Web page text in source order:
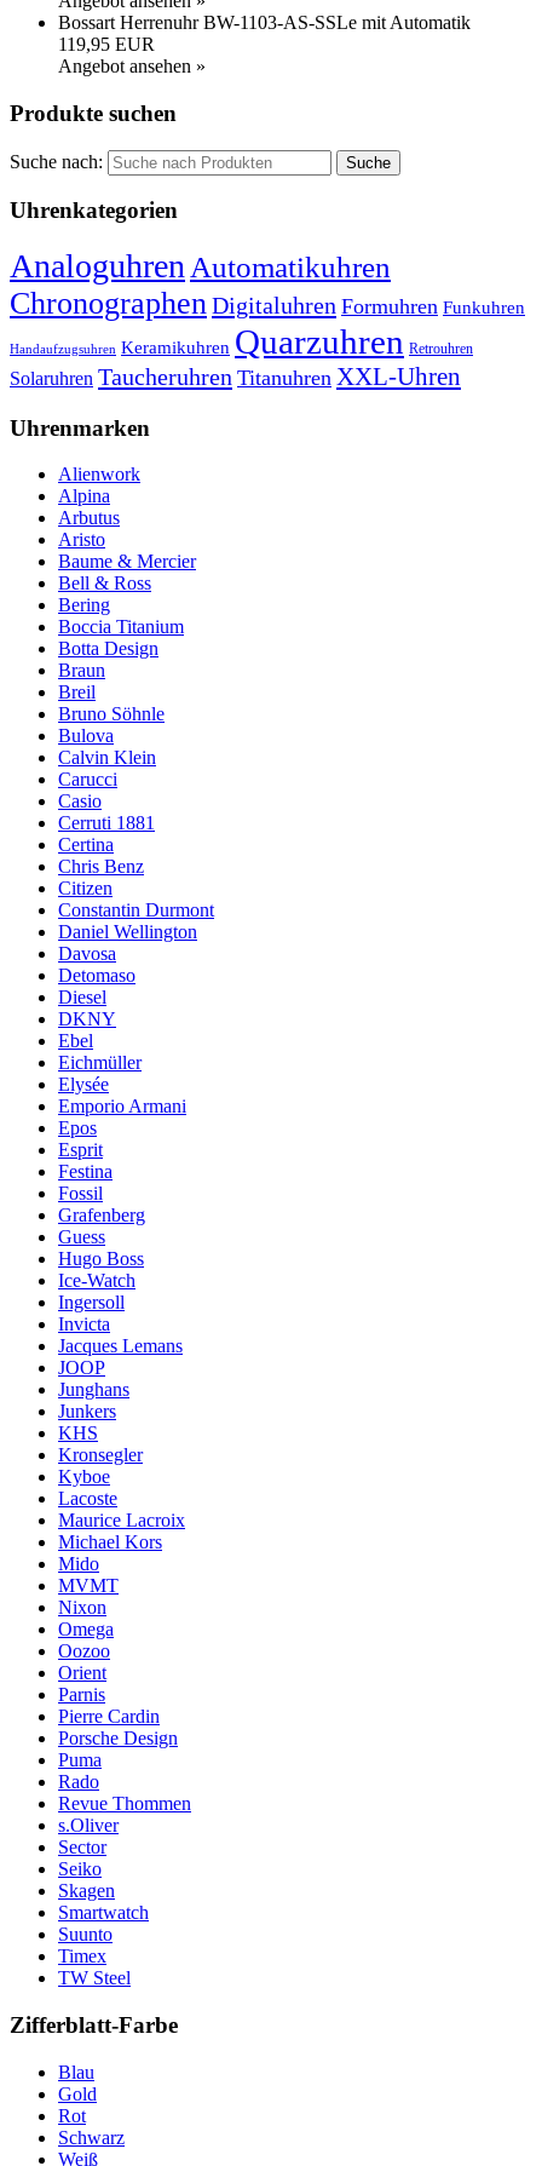
Bossart Herrenuhr BW-1103-AS-SSLe mit Automatik
119,95 EUR
Angebot ansehen »
Produkte suchen
Suche nach:
Uhrenkategorien
Analoguhren Automatikuhren
ChronographenDigitaluhren Formuhren Funkuhren
Handaufzugsuhren Keramikuhren Quarzuhren Retrouhren
Solaruhren Taucheruhren Titanuhren XXL-Uhren
Uhrenmarken
Alienwork
Alpina
Arbutus
Aristo
Baume & Mercier
Bell & Ross
Bering
Boccia Titanium
Botta Design
Braun
Breil
Bruno Söhnle
Bulova
Calvin Klein
Carucci
Casio
Cerruti 1881
Certina
Chris Benz
Citizen
Constantin Durmont
Daniel Wellington
Davosa
Detomaso
Diesel
DKNY
Ebel
Eichmüller
Elysée
Emporio Armani
Epos
Esprit
Festina
Fossil
Grafenberg
Guess
Hugo Boss
Ice-Watch
Ingersoll
Invicta
Jacques Lemans
JOOP
Junghans
Junkers
KHS
Kronsegler
Kyboe
Lacoste
Maurice Lacroix
Michael Kors
Mido
MVMT
Nixon
Omega
Oozoo
Orient
Parnis
Pierre Cardin
Porsche Design
Puma
Rado
Revue Thommen
s.Oliver
Sector
Seiko
Skagen
Smartwatch
Suunto
Timex
TW Steel
Zifferblatt-Farbe
Blau
Gold
Rot
Schwarz
Weiß